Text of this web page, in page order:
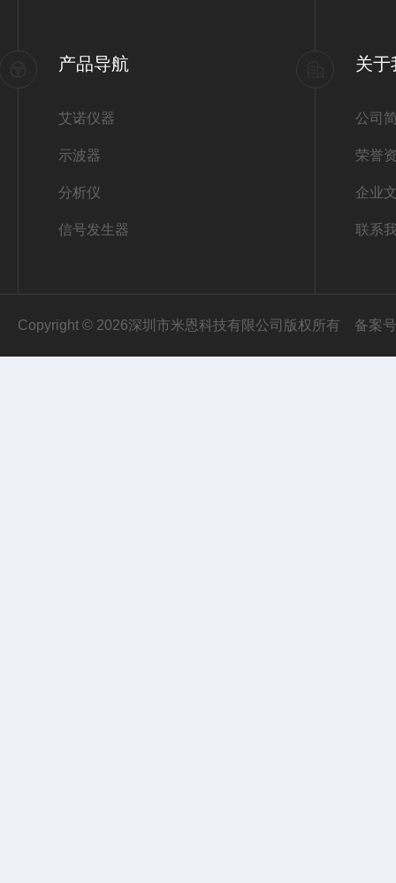
产品导航
艾诺仪器
示波器
分析仪
信号发生器
关于
公司
荣誉
企业
联系
Copyright © 2026深圳市米恩科技有限公司版权所有 备案